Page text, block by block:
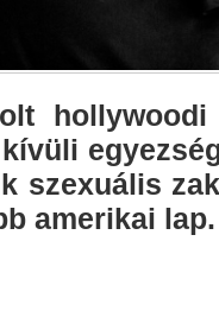
szexuális
amerikai lap.